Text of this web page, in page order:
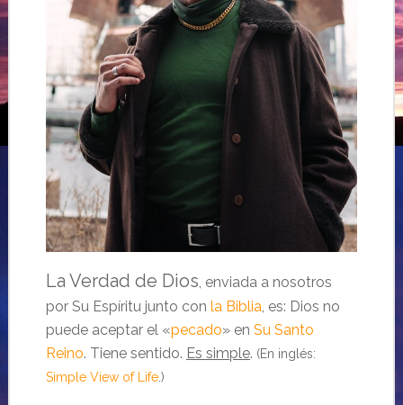
La Verdad de Dios, enviada a nosotros
por Su Espíritu junto con la Biblia, es: Dios no
puede aceptar el «pecado» en Su Santo
Reino. Tiene sentido. Es simple. (En inglés:
Simple View of Life.)